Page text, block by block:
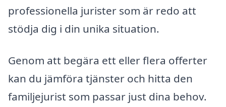
professionella jurister som är redo att
stödja dig i din unika situation.
Genom att begära ett eller flera offerter
kan du jämföra tjänster och hitta den
familjejurist som passar just dina behov.